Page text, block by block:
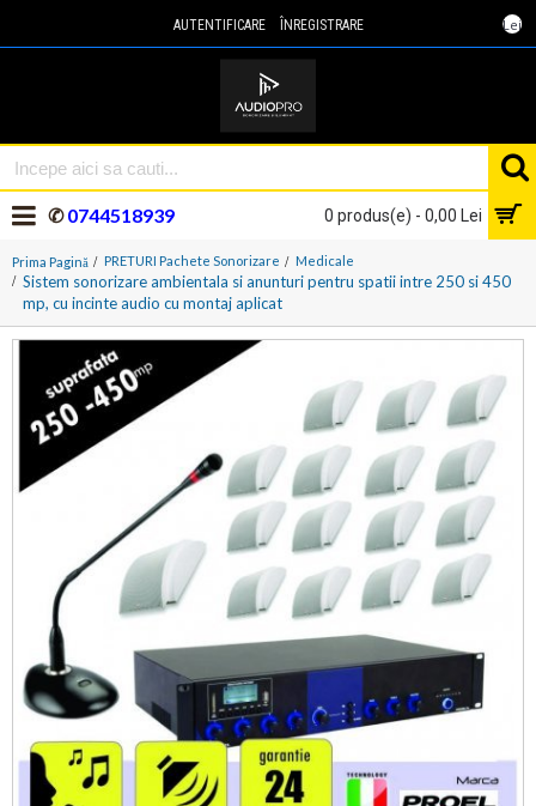
Lei
AUTENTIFICARE ÎNREGISTRARE
0 produs(e) - 0,00 Lei
✆0744518939
Prima Pagină PRETURI Pachete Sonorizare Medicale
Sistem sonorizare ambientala si anunturi pentru spatii intre 250 si 450
mp, cu incinte audio cu montaj aplicat